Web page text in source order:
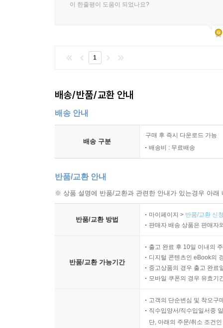
이 한줄평이 도움이 되었나요?
1
배송/반품/교환 안내
배송 안내
배송 구분
구매 후 즉시 다운로드 가능
배송비 : 무료배송
반품/교환 안내
※ 상품 설명에 반품/교환과 관련한 안내가 있는경우 아
반품/교환 방법
마이페이지 > 반품/교환 신
판매자 배송 상품은 판매자
반품/교환 가능기간
출고 완료 후 10일 이내의
디지털 콘텐츠인 eBook의
중고상품의 경우 출고 완료
모바일 쿠폰의 경우 유효기
고객의 단순변심 및 착오구
직수입양서/직수입일서중
단, 아래의 주문/취소 조건